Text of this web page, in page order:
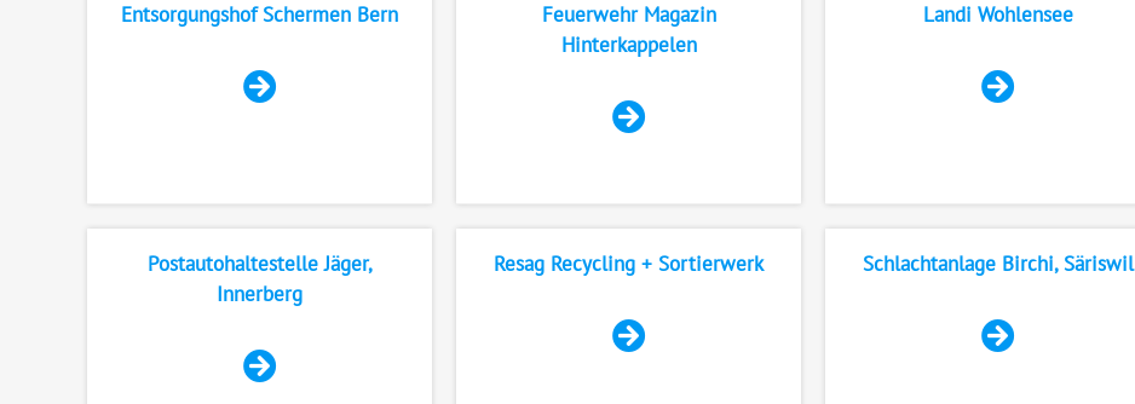
Entsorgungshof Schermen Bern
Feuerwehr Magazin
Hinterkappelen
Landi Wohlensee
Postautohaltestelle Jäger,
Innerberg
Resag Recycling + Sortierwerk Schlachtanlage Birchi, Säriswil